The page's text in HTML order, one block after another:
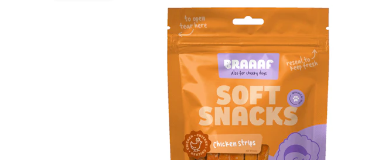
Hypoallergeen voer
Biologisch hondenvoer
Vegan hondenvoer
Snacks
Bekijk alles
Op reis en onderweg
Puppy benodigdheden
Bekijk alles